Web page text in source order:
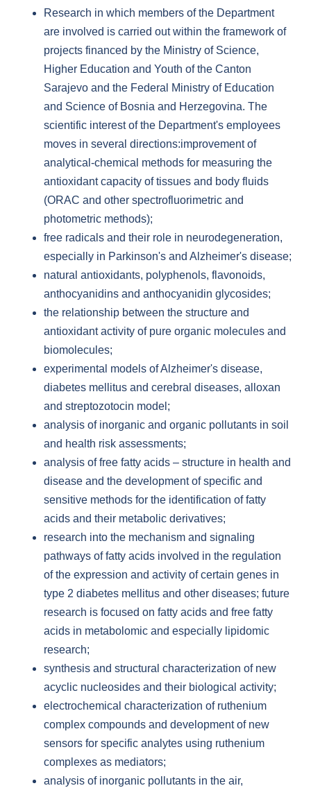
Research in which members of the Department
are involved is carried out within the framework of
projects financed by the Ministry of Science,
Higher Education and Youth of the Canton
Sarajevo and the Federal Ministry of Education
and Science of Bosnia and Herzegovina. The
scientific interest of the Department's employees
moves in several directions:improvement of
analytical-chemical methods for measuring the
antioxidant capacity of tissues and body fluids
(ORAC and other spectrofluorimetric and
photometric methods);
free radicals and their role in neurodegeneration,
especially in Parkinson's and Alzheimer's disease;
natural antioxidants, polyphenols, flavonoids,
anthocyanidins and anthocyanidin glycosides;
the relationship between the structure and
antioxidant activity of pure organic molecules and
biomolecules;
experimental models of Alzheimer's disease,
diabetes mellitus and cerebral diseases, alloxan
and streptozotocin model;
analysis of inorganic and organic pollutants in soil
and health risk assessments;
analysis of free fatty acids – structure in health and
disease and the development of specific and
sensitive methods for the identification of fatty
acids and their metabolic derivatives;
research into the mechanism and signaling
pathways of fatty acids involved in the regulation
of the expression and activity of certain genes in
type 2 diabetes mellitus and other diseases; future
research is focused on fatty acids and free fatty
acids in metabolomic and especially lipidomic
research;
synthesis and structural characterization of new
acyclic nucleosides and their biological activity;
electrochemical characterization of ruthenium
complex compounds and development of new
sensors for specific analytes using ruthenium
complexes as mediators;
analysis of inorganic pollutants in the air,